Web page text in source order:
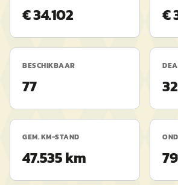
€ 34.102 €
BESCHIKBAAR
77 32
GEM. KM-STAND
47.535 km